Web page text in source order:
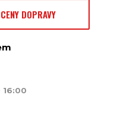
CENY DOPRAVY
16:00